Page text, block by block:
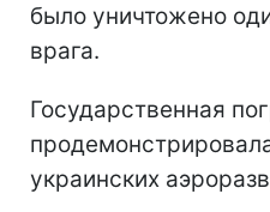
было уничтожено
врага.
Государственная
украинских